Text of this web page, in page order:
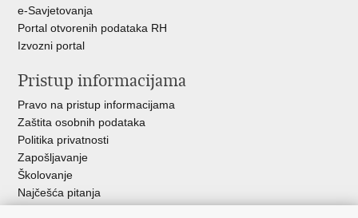
e-Savjetovanja
Portal otvorenih podataka RH
Izvozni portal
Pristup informacijama
Pravo na pristup informacijama
Zaštita osobnih podataka
Politika privatnosti
Zapošljavanje
Školovanje
Najčešća pitanja